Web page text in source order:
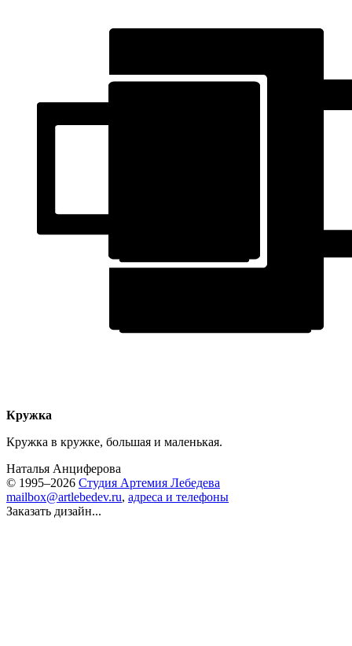
Кружка
Кружка в кружке, большая и маленькая.
Наталья Анциферова
© 1995–2026 Студия Артемия Лебедева
mailbox@artlebedev.ru, адреса и телефоны
Заказать дизайн...